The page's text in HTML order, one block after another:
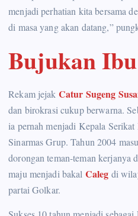
menjadi perhatian kita bersama
di masa yang akan datang,”
Bujukan Ibu
Rekam jejak Catur Sugeng
dan birokrasi cukup berwarna.
ia pernah menjadi Kepala
Sinarmas Grup. Tahun 2004
dorongan teman-teman kerjanya
maju menjadi bakal Caleg di
partai Golkar.